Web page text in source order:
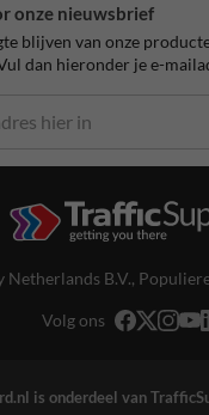
onze nieuwsbrief
blijven van onze
dan hieronder je e-
Netherlands B.V.,
Volg ons
is onderdeel van